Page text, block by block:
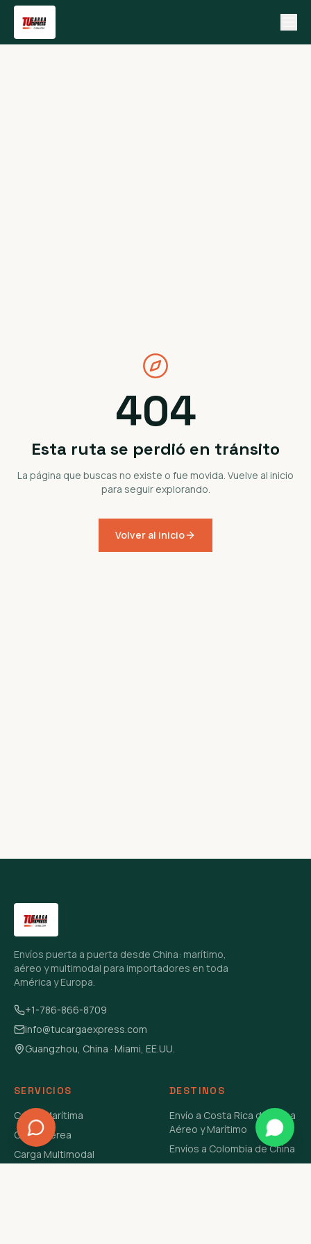
404
Esta ruta se perdió en tránsito
La página que buscas no existe o fue movida. Vuelve al inicio
para seguir explorando.
Volver al inicio
Envíos puerta a puerta desde China: marítimo,
aéreo y multimodal para importadores en toda
América y Europa.
+1-786-866-8709
info@tucargaexpress.com
Guangzhou, China · Miami, EE.UU.
SERVICIOS
Carga Marítima
Carga Aérea
Carga Multimodal
DESTINOS
Envío a Costa Rica de China
Aéreo y Marítimo
Envíos a Colombia de China